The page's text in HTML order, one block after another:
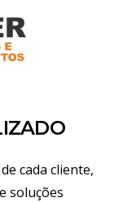
cada cliente,
soluções